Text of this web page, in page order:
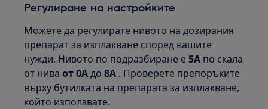
Регулиране на настройките
Можете да регулирате нивото на дозирания
препарат за изплакване според вашите
нужди. Нивото по подразбиране е5A по скала
от ниваот 0Aдо8A . Проверете препоръките
върху бутилката на препарата за изплакване,
който използвате.